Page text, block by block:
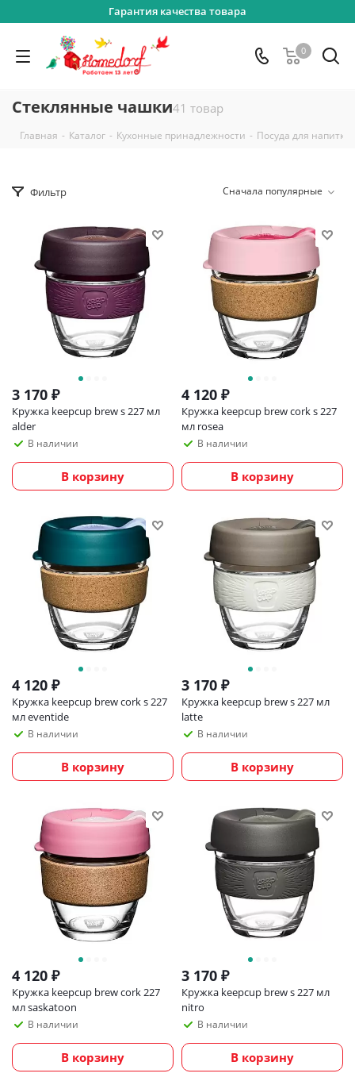
Гарантия качества товара
0
Стеклянные чашки41 товар
Главная - Каталог - Кухонные принадлежности - Посуда для напитков
Фильтр Сначала популярные
3 170 ₽
Кружка keepcup brew s 227 мл
alder
В наличии
В корзину
4 120 ₽
Кружка keepcup brew cork s 227
мл rosea
В наличии
В корзину
4 120 ₽
Кружка keepcup brew cork s 227
мл eventide
В наличии
В корзину
3 170 ₽
Кружка keepcup brew s 227 мл
latte
В наличии
В корзину
4 120 ₽
Кружка keepcup brew cork 227
мл saskatoon
В наличии
В корзину
3 170 ₽
Кружка keepcup brew s 227 мл
nitro
В наличии
В корзину